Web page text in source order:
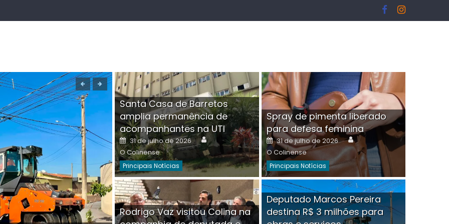
Boutique na Av. Ângelo Martins Tristão é
invadida por criminoso mascarado
Santa Casa de Barretos
amplia permanência de
acompanhantes na UTI
Posted
on
31 de julho de 2026 Author
O Colinense
Principais Notícias
Spray de pimenta liberado
para defesa feminina
Posted
on
31 de julho de 2026 Author
O Colinense
Principais Notícias
Rodrigo Vaz visitou Colina na
Deputado Marcos Pereira
destina R$ 3 milhões para